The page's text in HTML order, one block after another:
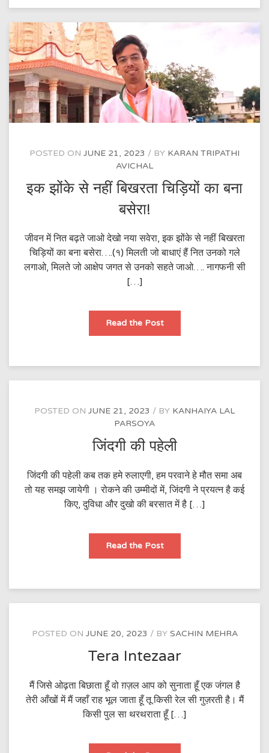
चिड़ियों
बना
POSTED ON JUNE 21, 2023 BY KARAN TRIPATHI
AVICHAL
इक झोंके से नहीं बिखरता चिड़ियों का बना
बसेरा!
जीवन में नित बढ़ते जाओ देखो नया सवेरा, इक झोंके से नहीं बिखरता
चिड़ियों का बना बसेरा….(१) मिलती जो बाधाएं हैं नित उनको गले
लगाओ, मिलते जो आक्षेप जगत से उनको सहते जाओ…. नागफनी सी
[…]
Read the Postइक
से
चिड़ियों
बना
POSTED ON JUNE 21, 2023 BY KANHAIYA LAL
PARSOYA
जिंदगी की पहेली
जिंदगी की पहेली कब तक हमे रुलाएगी, हम परवाने हे मौत समा अब
तो यह समझ जायेगी । रोकने की उम्मीदों में, जिंदगी ने प्रयत्न है कई
किए, दुविधा और दुखो की बरसात में है […]
Read the Postजिंदगी
पहेली
POSTED ON JUNE 20, 2023 BY SACHIN MEHRA
Tera Intezaar
मैं जिसे ओढ़ता बिछाता हूँ वो ग़ज़ल आप को सुनाता हूँ एक जंगल है
तेरी आँखों में मैं जहाँ राह भूल जाता हूँ तू किसी रेल सी गुज़रती है। मैं
किसी पुल सा थरथराता हूँ […]